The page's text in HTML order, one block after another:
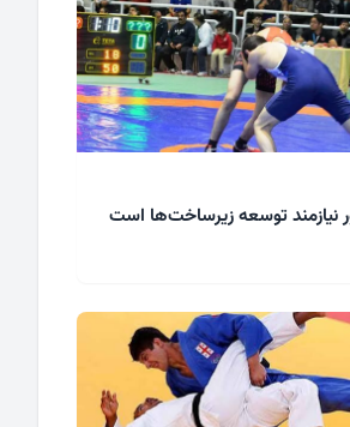
نیازمند توسعه زیرساخت‌ها است